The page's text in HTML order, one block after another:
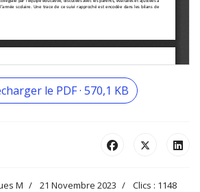
le PDF · 570,1 KB
M 21 Novembre 2023 Clics : 1148